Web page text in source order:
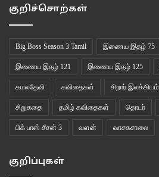
குறிச்சொற்கள்
Big Boss Season 3 Tamil இணைய இதழ் 75
இணைய இதழ் 121 இணைய இதழ் 125
கமலதேவி கவிதைகள் சிறார் இலக்கியம்
சிறுகதை தமிழ் கவிதைகள் தொடர்
பிக் பாஸ் சீசன் 3 வளன் வாசகசாலை
குறிப்புகள்